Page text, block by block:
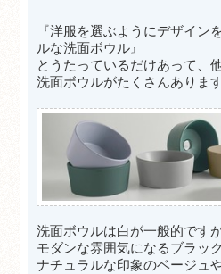
『洋服を選ぶようにデザイン
ルな洗面ボウル』
とうたっているだけあって、
洗面ボウルがたくさんありま
洗面ボウルは白が一般的ですが
モダンな雰囲気になるブラッ
ナチュラルな印象のベージュ